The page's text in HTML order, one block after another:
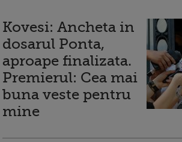
Kovesi: Ancheta in
dosarul Ponta,
aproape finalizata.
Premierul: Cea mai
buna veste pentru
mine